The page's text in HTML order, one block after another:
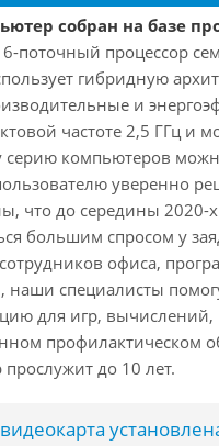
собран на базе
поточный процессор
гибридную
и
частоте 2,5 ГГц и
серию компьютеров
уверенно
что до середины 2020-х
большим спросом у
офиса,
наши специалисты
для игр,
профилактическом
до 10 лет.